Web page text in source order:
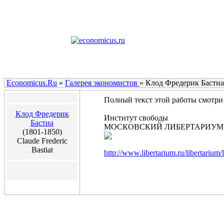
Economicus.Ru » Галерея экономистов » Клод Фредерик Бастиа
Клод Фредерик
Бастиа
(1801-1850)
Claude Frederic
Bastiat
Полный текст этой работы смотри
Институт свободы
МОСКОВСКИЙ ЛИБЕРТАРИУМ
http://www.libertarium.ru/